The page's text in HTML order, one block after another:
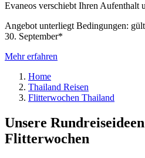
Evaneos verschiebt Ihren Aufenthalt
Angebot unterliegt Bedingungen:
30. September*
Mehr erfahren
Home
Thailand Reisen
Flitterwochen Thailand
Unsere
Flitterwochen